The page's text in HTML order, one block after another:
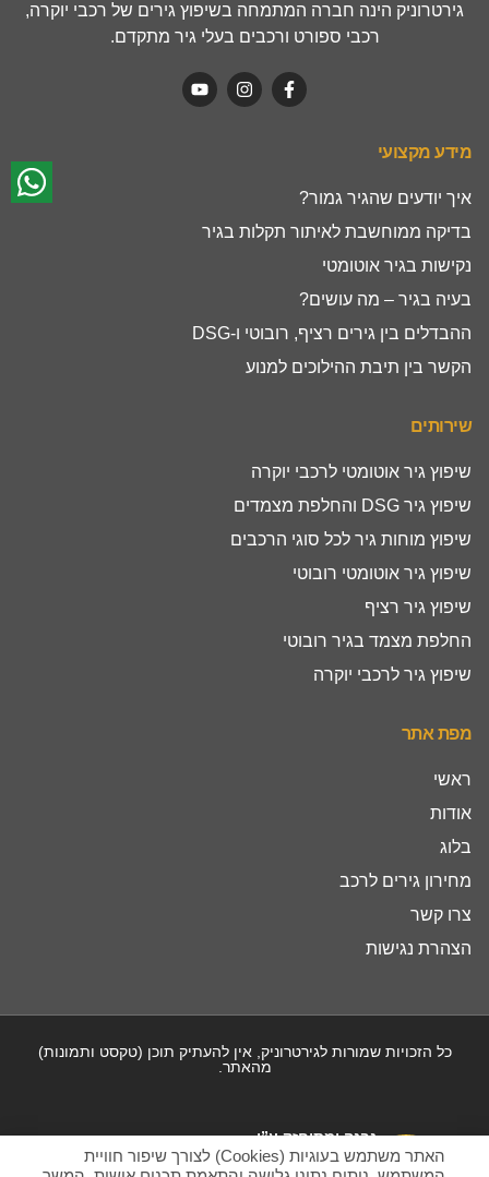
גירטרוניק הינה חברה המתמחה בשיפוץ גירים של רכבי יוקרה,
רכבי ספורט ורכבים בעלי גיר מתקדם.
מידע מקצועי
איך יודעים שהגיר גמור?
בדיקה ממוחשבת לאיתור תקלות בגיר
נקישות בגיר אוטומטי
בעיה בגיר – מה עושים?
ההבדלים בין גירים רציף, רובוטי ו-DSG
הקשר בין תיבת ההילוכים למנוע
שירותים
שיפוץ גיר אוטומטי לרכבי יוקרה
שיפוץ גיר DSG והחלפת מצמדים
שיפוץ מוחות גיר לכל סוגי הרכבים
שיפוץ גיר אוטומטי רובוטי
שיפוץ גיר רציף
החלפת מצמד בגיר רובוטי
שיפוץ גיר לרכבי יוקרה
מפת אתר
ראשי
אודות
בלוג
מחירון גירים לרכב
צרו קשר
הצהרת נגישות
כל הזכויות שמורות לגירטרוניק, אין להעתיק תוכן (טקסט ותמונות)
מהאתר.
נבנה ומתוחזק ע”י
האתר משתמש בעוגיות (Cookies) לצורך שיפור חוויית